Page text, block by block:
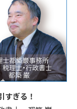
すぎる！